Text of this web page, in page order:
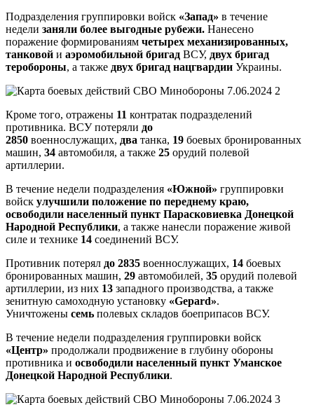
Подразделения группировки войск «Запад» в течение
недели заняли более выгодные рубежи. Нанесено
поражение формированиям четырех механизированных,
танковой и аэромобильной бригад ВСУ, двух бригад
теробороны, а также двух бригад нацгвардии Украины.
Кроме того, отражены 11 контратак подразделений
противника. ВСУ потеряли до
2850 военнослужащих, два танка, 19 боевых бронированных
машин, 34 автомобиля, а также 25 орудий полевой
артиллерии.
В течение недели подразделения «Южной» группировки
войск улучшили положение по переднему краю,
освободили населенный пункт Парасковиевка Донецкой
Народной Республики, а также нанесли поражение живой
силе и технике 14 соединений ВСУ.
Противник потерял до 2835 военнослужащих, 14 боевых
бронированных машин, 29 автомобилей, 35 орудий полевой
артиллерии, из них 13 западного производства, а также
зенитную самоходную установку «Gepard».
Уничтожены семь полевых складов боеприпасов ВСУ.
В течение недели подразделения группировки войск
«Центр» продолжали продвижение в глубину обороны
противника и освободили населенный пункт Уманское
Донецкой Народной Республики.